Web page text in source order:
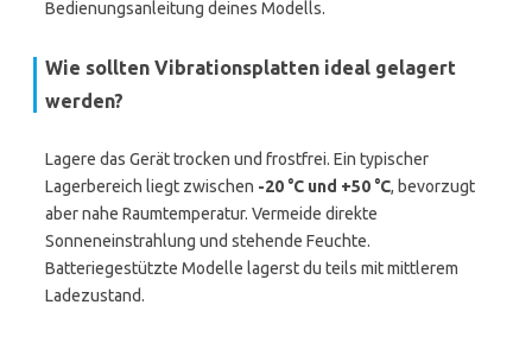
Bedienungsanleitung deines Modells.
Wie sollten Vibrationsplatten ideal gelagert
werden?
Lagere das Gerät trocken und frostfrei. Ein typischer
Lagerbereich liegt zwischen -20 °C und +50 °C, bevorzugt
aber nahe Raumtemperatur. Vermeide direkte
Sonneneinstrahlung und stehende Feuchte.
Batteriegestützte Modelle lagerst du teils mit mittlerem
Ladezustand.